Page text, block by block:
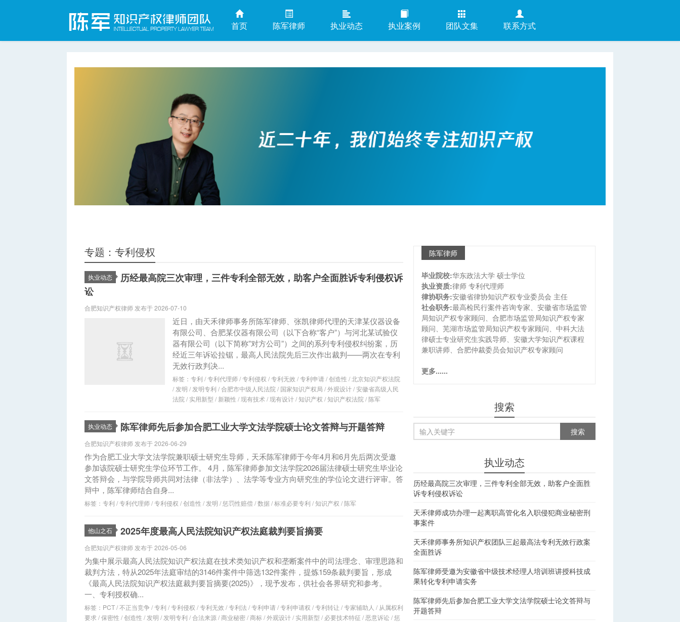
首页 陈军律师 执业动态 执业案例 团队文集 联系方式
专题：专利侵权
执业动态
历经最高院三次审理，三件专利全部无效，助客户全面胜诉专利侵权诉
讼
合肥知识产权律师 发布于 2026-07-10
近日，由天禾律师事务所陈军律师、张凯律师代理的天津某仪器设备
有限公司、合肥某仪器有限公司（以下合称“客户”）与河北某试验仪
器有限公司（以下简称”对方公司”）之间的系列专利侵权纠纷案，历
经近三年诉讼拉锯，最高人民法院先后三次作出裁判——两次在专利
无效行政判决...
标签：专利 /专利代理师/专利侵权 /专利无效 /专利申请/创造性 /北京知识产权法院
/ 发明 / 发明专利 /合肥市中级人民法院 / 国家知识产权局 /外观设计/安徽省高级人民
法院 / 实用新型 / 新颖性 /现有技术/现有设计/知识产权 /知识产权法院 /陈军
执业动态 陈军律师先后参加合肥工业大学文法学院硕士论文答辩与开题答辩
合肥知识产权律师 发布于 2026-06-29
作为合肥工业大学文法学院兼职硕士研究生导师，天禾陈军律师于今年4月和6月先后两次受邀
参加该院硕士研究生学位环节工作。 4月，陈军律师参加文法学院2026届法律硕士研究生毕业论
文答辩会，与学院导师共同对法律（非法学）、法学等专业方向研究生的学位论文进行评审。答
辩中，陈军律师结合自身...
标签： 专利 /专利代理师/专利侵权 /创造性 / 发明 /惩罚性赔偿/数据/标准必要专利 /知识产权 /陈军
他山之石 2025年度最高人民法院知识产权法庭裁判要旨摘要
合肥知识产权律师 发布于 2026-05-06
为集中展示最高人民法院知识产权法庭在技术类知识产权和垄断案件中的司法理念、审理思路和
裁判方法，特从2025年法庭审结的3146件案件中筛选132件案件，提炼159条裁判要旨，形成
《最高人民法院知识产权法庭裁判要旨摘要(2025)》，现予发布，供社会各界研究和参考。
一、专利授权确...
标签： PCT/不正当竞争/专利 /专利侵权 /专利无效 /专利法 /专利申请/专利申请权 /专利转让 /专家辅助人 / 从属权利
要求 /保密性 /创造性 / 发明 / 发明专利 /合法来源 /商业秘密/商标 /外观设计/ 实用新型 / 必要技术特征 /恶意诉讼/惩
陈军律师
毕业院校:华东政法大学 硕士学位
执业资质:律师 专利代理师
律协职务:安徽省律协知识产权专业委员会 主任
社会职务:最高检民行案件咨询专家、安徽省市场监管
局知识产权专家顾问、合肥市场监管局知识产权专家
顾问、芜湖市场监管局知识产权专家顾问、中科大法
律硕士专业研究生实践导师、安徽大学知识产权课程
兼职讲师、合肥仲裁委员会知识产权专家顾问
更多......
搜索
执业动态
历经最高院三次审理，三件专利全部无效，助客户全面胜
诉专利侵权诉讼
天禾律师成功办理一起离职高管化名入职侵犯商业秘密刑
事案件
天禾律师事务所知识产权团队三起最高法专利无效行政案
全面胜诉
陈军律师受邀为安徽省中级技术经理人培训班讲授科技成
果转化专利申请实务
陈军律师先后参加合肥工业大学文法学院硕士论文答辩与
开题答辩